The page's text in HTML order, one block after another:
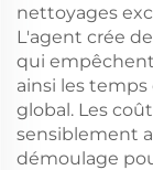
nettoyages
L'agent crée
qui
ainsi les
global. Les
sensiblement
démoulage